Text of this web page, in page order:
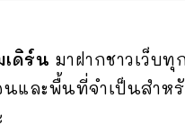
ดิร์น มาฝากชาวเว็บ
และพื้นที่จำเป็นสำห